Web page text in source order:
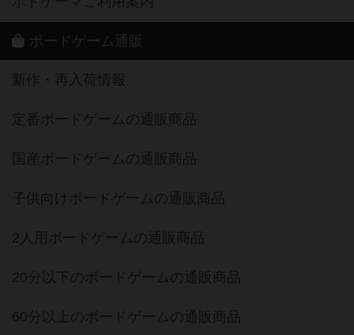
ボードゲーム通販
新作・再入荷情報
定番ボードゲームの通販商品
国産ボードゲームの通販商品
子供向けボードゲームの通販商品
2人用ボードゲームの通販商品
20分以下のボードゲームの通販商品
60分以上のボードゲームの通販商品